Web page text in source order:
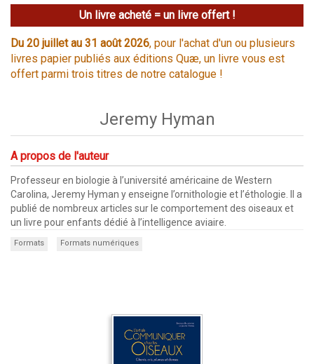
Un livre acheté = un livre offert !
Du 20 juillet au 31 août 2026, pour l'achat d'un ou plusieurs
livres papier publiés aux éditions Quæ, un livre vous est
offert parmi trois titres de notre catalogue !
Jeremy Hyman
A propos de l'auteur
Professeur en biologie à l’université américaine de Western
Carolina, Jeremy Hyman y enseigne l’ornithologie et l’éthologie. Il a
publié de nombreux articles sur le comportement des oiseaux et
un livre pour enfants dédié à l’intelligence aviaire.
Formats Formats numériques